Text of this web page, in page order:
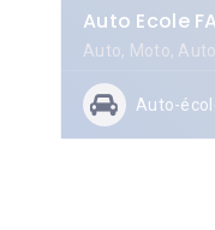
Auto Ecole
Auto, Moto,
Auto-